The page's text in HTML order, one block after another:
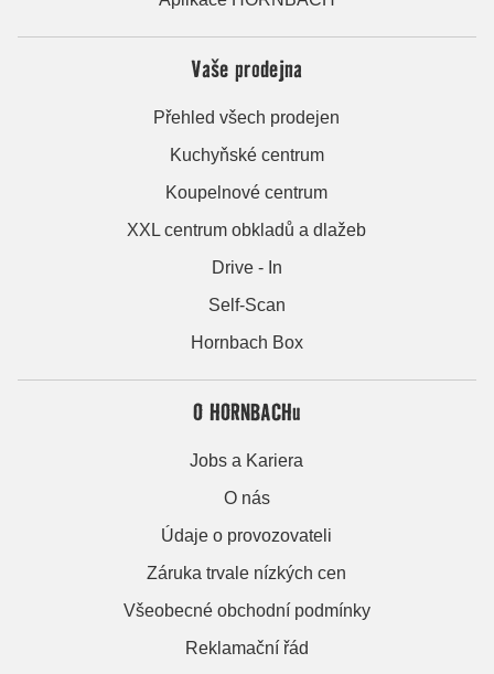
Vaše prodejna
Přehled všech prodejen
Kuchyňské centrum
Koupelnové centrum
XXL centrum obkladů a dlažeb
Drive - In
Self-Scan
Hornbach Box
O HORNBACHu
Jobs a Kariera
O nás
Údaje o provozovateli
Záruka trvale nízkých cen
Všeobecné obchodní podmínky
Reklamační řád